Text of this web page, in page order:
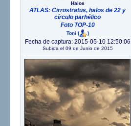
Halos
ATLAS: Cirrostratus, halos de 22 y
círculo parhélico
Foto TOP-10
Toni ( )
Fecha de captura: 2015-05-10 12:50:06
Subida el 09 de Junio de 2015